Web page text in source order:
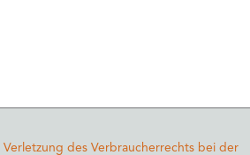
Verletzung des Verbraucherrechts bei der